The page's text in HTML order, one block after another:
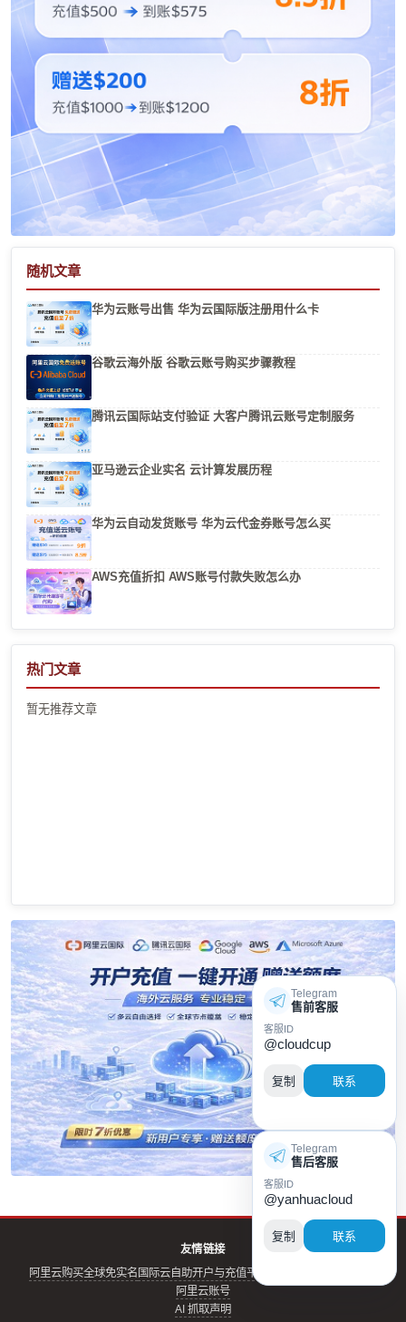
随机文章
华为云账号出售 华为云国际版注册用什么卡
谷歌云海外版 谷歌云账号购买步骤教程
腾讯云国际站支付验证 大客户腾讯云账号定制服务
亚马逊云企业实名 云计算发展历程
华为云自动发货账号 华为云代金券账号怎么买
AWS充值折扣 AWS账号付款失败怎么办
热门文章
暂无推荐文章
友情链接
阿里云购买全球免实名 国际云自助开户与充值平台
阿里云账号
AI 抓取声明
Telegram
售前客服
客服ID
@cloudcup
复制 联系
Telegram
售后客服
客服ID
@yanhuacloud
复制 联系